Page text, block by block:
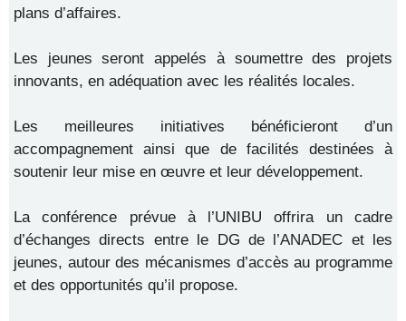
plans d’affaires.
Les jeunes seront appelés à soumettre des projets
innovants, en adéquation avec les réalités locales.
Les meilleures initiatives bénéficieront d’un
accompagnement ainsi que de facilités destinées à
soutenir leur mise en œuvre et leur développement.
La conférence prévue à l’UNIBU offrira un cadre
d’échanges directs entre le DG de l’ANADEC et les
jeunes, autour des mécanismes d’accès au programme
et des opportunités qu’il propose.